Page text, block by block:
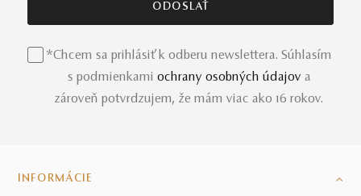
*Chcem sa prihlásiť k odberu newslettera. Súhlasím
s podmienkami ochrany osobných údajov a
zároveň potvrdzujem, že mám viac ako 16 rokov.
INFORMÁCIE